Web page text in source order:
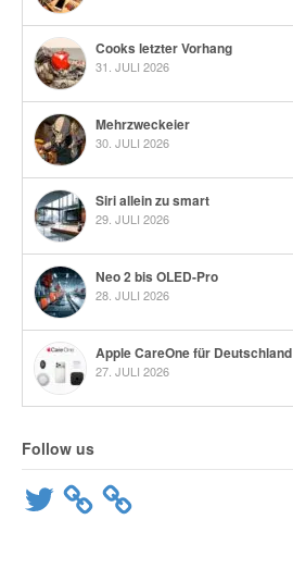
Cooks letzter Vorhang
31. JULI 2026
Mehrzweckeier
30. JULI 2026
Siri allein zu smart
29. JULI 2026
Neo 2 bis OLED-Pro
28. JULI 2026
Apple CareOne für Deutschland
27. JULI 2026
Follow us
Twitter